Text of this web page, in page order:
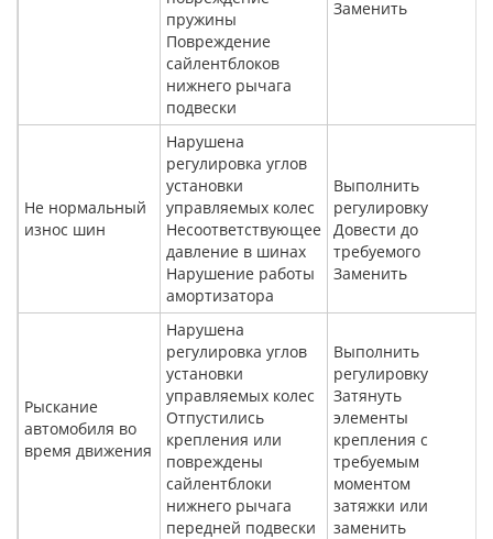
пружины
Повреждение
сайлентблоков
нижнего рычага
подвески
Заменить
Не нормальный
износ шин
Нарушена
регулировка углов
установки
управляемых колес
Несоответствующее
давление в шинах
Нарушение работы
амортизатора
Выполнить
регулировку
Довести до
требуемого
Заменить
Рыскание
автомобиля во
время движения
Нарушена
регулировка углов
установки
управляемых колес
Отпустились
крепления или
повреждены
сайлентблоки
нижнего рычага
передней подвески
Выполнить
регулировку
Затянуть
элементы
крепления с
требуемым
моментом
затяжки или
заменить